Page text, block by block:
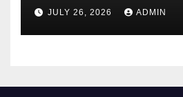
JULY 26, 2026 ADMIN